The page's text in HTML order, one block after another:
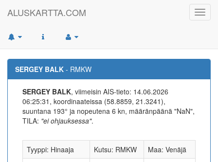
ALUSKARTTA.COM
SERGEY BALK - RMKW
SERGEY BALK, viimeisin AIS-tieto: 14.06.2026
06:25:31, koordinaateissa (58.8859, 21.3241),
suuntana 193° ja nopeutena 6 kn, määränpäänä "NaN",
TILA: "ei ohjauksessa".
Tyyppi: Hinaaja Kutsu: RMKW
Maa: Venäjä